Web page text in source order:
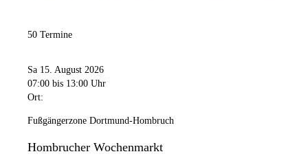
50 Termine
Sa 15. August 2026
07:00 bis 13:00 Uhr
Ort:
Fußgängerzone Dortmund-Hombruch
Hombrucher Wochenmarkt